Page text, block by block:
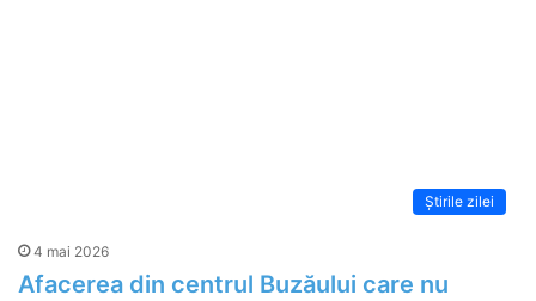
Știrile zilei
4 mai 2026
Afacerea din centrul Buzăului care nu